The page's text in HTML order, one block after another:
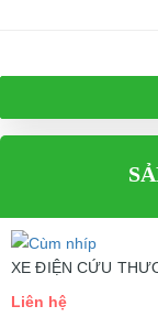
XE ĐIỆN CỨU
Liên hệ